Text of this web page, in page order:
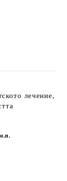
лечение,